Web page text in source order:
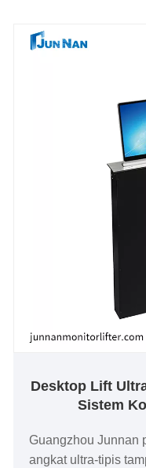
tabrakan sing ora
angkat tombol,
ngontrol angkat
lan sapiturute,
diturunake kanggo
sing efektif.
dilengkapi fungsi
instalasi sing
Desktop Lift
Sistem
Guangzhou Junnan
angkat ultra-tipis